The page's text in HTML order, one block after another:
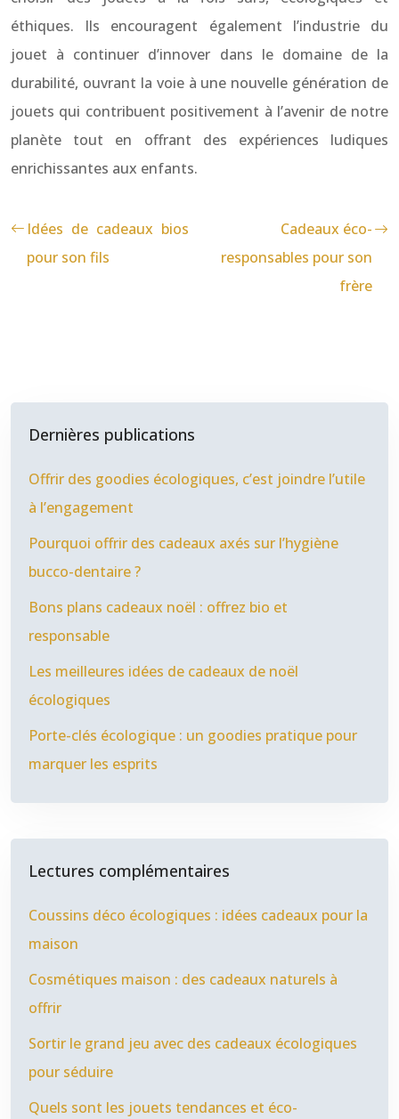
éthiques. Ils encouragent également l’industrie du
jouet à continuer d’innover dans le domaine de la
durabilité, ouvrant la voie à une nouvelle génération de
jouets qui contribuent positivement à l’avenir de notre
planète tout en offrant des expériences ludiques
enrichissantes aux enfants.
Idées de cadeaux bios
pour son fils
Cadeaux éco-
responsables pour son
frère
Dernières publications
Offrir des goodies écologiques, c’est joindre l’utile
à l’engagement
Pourquoi offrir des cadeaux axés sur l’hygiène
bucco-dentaire ?
Bons plans cadeaux noël : offrez bio et
responsable
Les meilleures idées de cadeaux de noël
écologiques
Porte-clés écologique : un goodies pratique pour
marquer les esprits
Lectures complémentaires
Coussins déco écologiques : idées cadeaux pour la
maison
Cosmétiques maison : des cadeaux naturels à
offrir
Sortir le grand jeu avec des cadeaux écologiques
pour séduire
Quels sont les jouets tendances et éco-